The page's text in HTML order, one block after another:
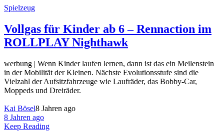
Spielzeug
Vollgas für Kinder ab 6 – Rennaction im
ROLLPLAY Nighthawk
werbung | Wenn Kinder laufen lernen, dann ist das ein Meilenstein
in der Mobilität der Kleinen. Nächste Evolutionsstufe sind die
Vielzahl der Aufsitzfahrzeuge wie Laufräder, das Bobby-Car,
Moppeds und Dreiräder.
Kai Bösel8 Jahren ago
8 Jahren ago
Keep Reading